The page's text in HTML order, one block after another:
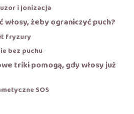
i jonizacja
włosy, żeby ograniczyć puch?
fryzury
bez puchu
triki pomogą, gdy włosy już
SOS